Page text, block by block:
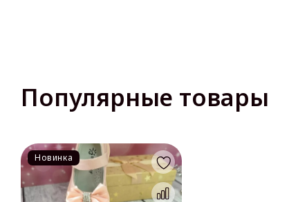
Популярные товары
Новинка